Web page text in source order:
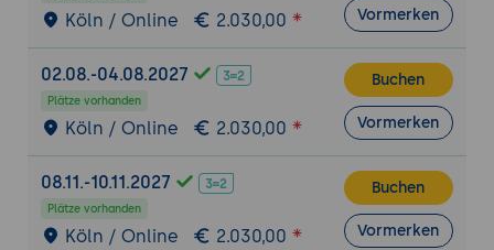
von analogen und digitalen Signalen
Aufzeichnen und Analysieren von
Datenströmen
Implementierung von Datenloggern zur
kontinuierlichen Datenaufzeichnung
Anwendung von mathematischen
Funktionen auf aufgezeichnete Daten
Export und Speicherung von Daten in
Köln / Online 2.030,00 Vormerken
02.08.-04.08.2027
Plätze vorhanden
Köln / Online 2.030,00
Buchen
Vormerken
08.11.-10.11.2027
Plätze vorhanden
Köln / Online 2.030,00
Buchen
Vormerken